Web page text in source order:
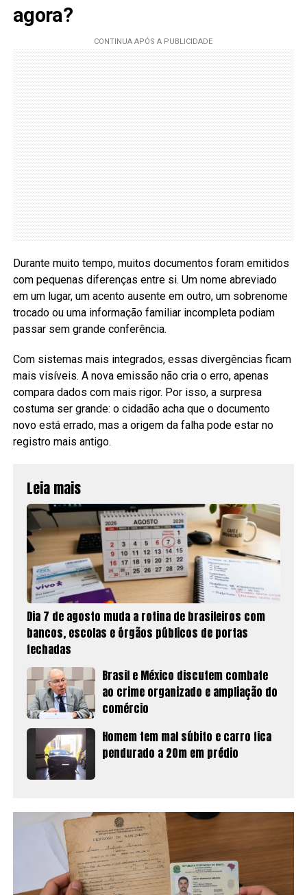
agora?
Durante muito tempo, muitos documentos foram emitidos
com pequenas diferenças entre si. Um nome abreviado
em um lugar, um acento ausente em outro, um sobrenome
trocado ou uma informação familiar incompleta podiam
passar sem grande conferência.
Com sistemas mais integrados, essas divergências ficam
mais visíveis. A nova emissão não cria o erro, apenas
compara dados com mais rigor. Por isso, a surpresa
costuma ser grande: o cidadão acha que o documento
novo está errado, mas a origem da falha pode estar no
registro mais antigo.
Leia mais
Dia 7 de agosto muda a rotina de brasileiros com
bancos, escolas e órgãos públicos de portas
fechadas
Brasil e México discutem combate
ao crime organizado e ampliação do
comércio
Homem tem mal súbito e carro fica
pendurado a 20m em prédio